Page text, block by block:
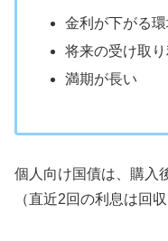
金利が下がる
将来の受け取
満期が長い
個人向け国債は、購入
（直近2回の利息は回